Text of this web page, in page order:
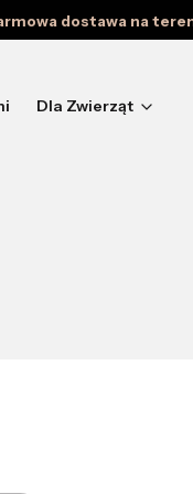
dostawa na
Dla Zwierząt